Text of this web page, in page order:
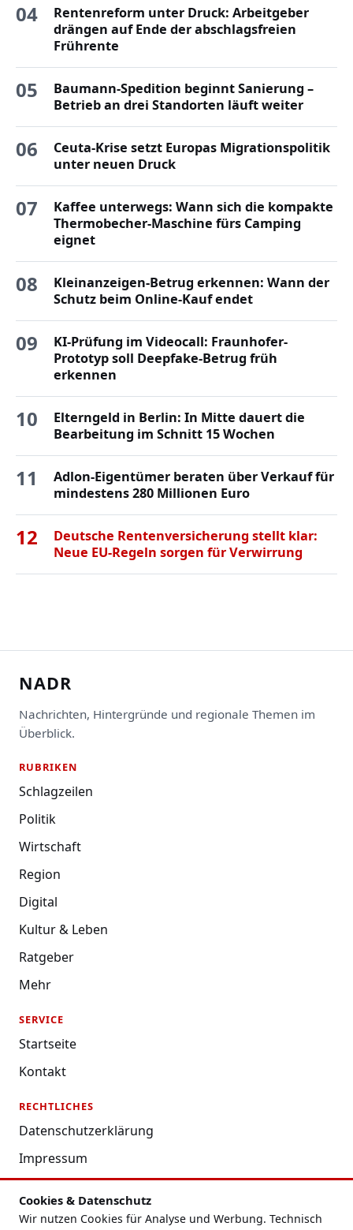
Cookies & Datenschutz
Wir nutzen Cookies für Analyse und Werbung. Technisch
04
Rentenreform unter Druck: Arbeitgeber
drängen auf Ende der abschlagsfreien
Frührente
05
Baumann-Spedition beginnt Sanierung –
Betrieb an drei Standorten läuft weiter
06
Ceuta-Krise setzt Europas Migrationspolitik
unter neuen Druck
07
Kaffee unterwegs: Wann sich die kompakte
Thermobecher-Maschine fürs Camping
eignet
08
Kleinanzeigen-Betrug erkennen: Wann der
Schutz beim Online-Kauf endet
09
KI-Prüfung im Videocall: Fraunhofer-
Prototyp soll Deepfake-Betrug früh
erkennen
10
Elterngeld in Berlin: In Mitte dauert die
Bearbeitung im Schnitt 15 Wochen
11
Adlon-Eigentümer beraten über Verkauf für
mindestens 280 Millionen Euro
12
Deutsche Rentenversicherung stellt klar:
Neue EU-Regeln sorgen für Verwirrung
NADR
Nachrichten, Hintergründe und regionale Themen im
Überblick.
RUBRIKEN
Schlagzeilen
Politik
Wirtschaft
Region
Digital
Kultur & Leben
Ratgeber
Mehr
SERVICE
Startseite
Kontakt
RECHTLICHES
Datenschutzerklärung
Impressum
Nutzungsbedingungen
Redaktion